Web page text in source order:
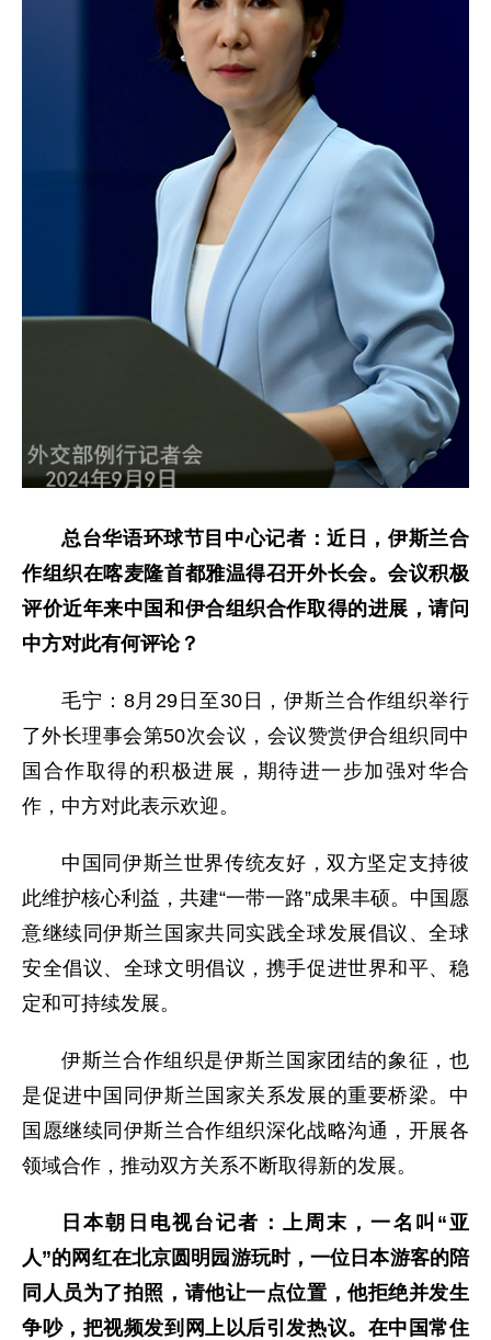
总台华语环球节目中心记者：近日，伊斯兰合
作组织在喀麦隆首都雅温得召开外长会。会议积极
评价近年来中国和伊合组织合作取得的进展，请问
中方对此有何评论？
毛宁：8月29日至30日，伊斯兰合作组织举行
了外长理事会第50次会议，会议赞赏伊合组织同中
国合作取得的积极进展，期待进一步加强对华合
作，中方对此表示欢迎。
中国同伊斯兰世界传统友好，双方坚定支持彼
此维护核心利益，共建“一带一路”成果丰硕。中国愿
意继续同伊斯兰国家共同实践全球发展倡议、全球
安全倡议、全球文明倡议，携手促进世界和平、稳
定和可持续发展。
伊斯兰合作组织是伊斯兰国家团结的象征，也
是促进中国同伊斯兰国家关系发展的重要桥梁。中
国愿继续同伊斯兰合作组织深化战略沟通，开展各
领域合作，推动双方关系不断取得新的发展。
日本朝日电视台记者：上周末，一名叫“亚
人”的网红在北京圆明园游玩时，一位日本游客的陪
同人员为了拍照，请他让一点位置，他拒绝并发生
争吵，把视频发到网上以后引发热议。在中国常住